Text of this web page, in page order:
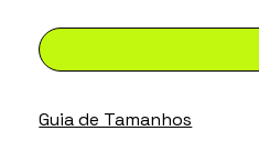
Guia de Tamanhos